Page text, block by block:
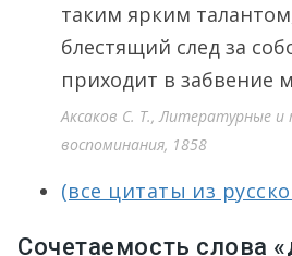
таким ярким
блестящий след за
приходит в забвение
Аксаков С. Т., Литературные
воспоминания, 1858
(все цитаты из
Сочетаемость слова